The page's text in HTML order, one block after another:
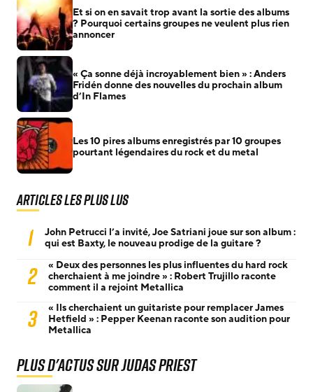
Et si on en savait trop avant la sortie des albums
? Pourquoi certains groupes ne veulent plus rien
annoncer
« Ça sonne déjà incroyablement bien » : Anders
Fridén donne des nouvelles du prochain album
d’In Flames
Les 10 pires albums enregistrés par 10 groupes
pourtant légendaires du rock et du metal
Articles les plus lus
1
John Petrucci l’a invité, Joe Satriani joue sur son album :
qui est Baxty, le nouveau prodige de la guitare ?
2
« Deux des personnes les plus influentes du hard rock
cherchaient à me joindre » : Robert Trujillo raconte
comment il a rejoint Metallica
3
« Ils cherchaient un guitariste pour remplacer James
Hetfield » : Pepper Keenan raconte son audition pour
Metallica
Plus d'actus sur Judas Priest